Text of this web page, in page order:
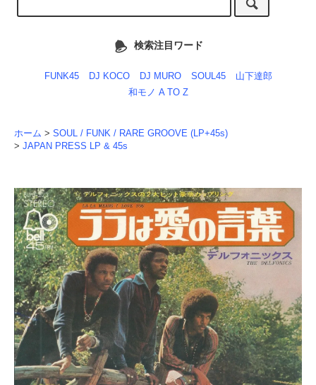
検索注目ワード
FUNK45 DJ KOCO DJ MURO SOUL45
山下達郎
和モノ A TO Z
ホーム > SOUL / FUNK / RARE GROOVE (LP+45s)
> JAPAN PRESS LP & 45s